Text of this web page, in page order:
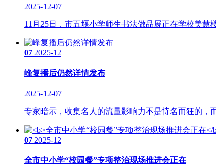
2025-12-07
11月25日，市五堰小学师生书法做品展正在学校美
07 2025-12
峰复播后仍然详情发布
2025-12-07
专家暗示，收集名人的流量影响力不是恃名而狂的，
07 2025-12
全市中小学“校园餐”专项整治现场推进会正在